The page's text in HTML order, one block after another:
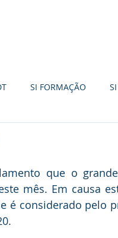
SI FORMAÇÃO
PT2030 SI BASE
que o
mês. Em causa
é considerado pelo